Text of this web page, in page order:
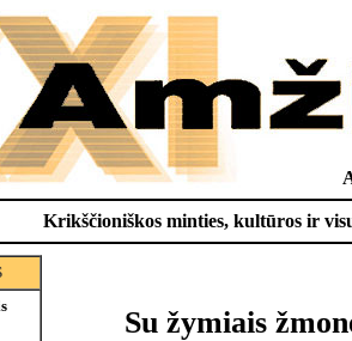
Krikščioniškos minties, kultūros ir
Su žymiais